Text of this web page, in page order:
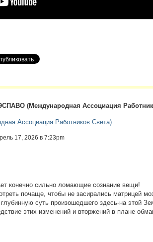
(Международная Ассоциация
Ассоциация Работников Света)
17, 2026 в 7:23pm
конечно сильно ломающие сознание вещи!
почаще, чтобы не засирались матрицей
суть произошедшего здесь-на этой
этих изменений и вторжений в плане